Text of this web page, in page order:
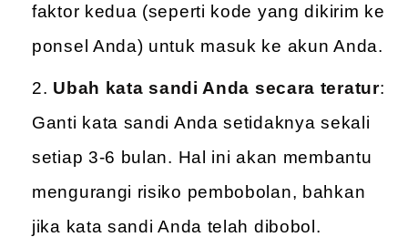
faktor kedua (seperti kode yang dikirim ke
ponsel Anda) untuk masuk ke akun Anda.
Ubah kata sandi Anda secara teratur:
Ganti kata sandi Anda setidaknya sekali
setiap 3-6 bulan. Hal ini akan membantu
mengurangi risiko pembobolan, bahkan
jika kata sandi Anda telah dibobol.